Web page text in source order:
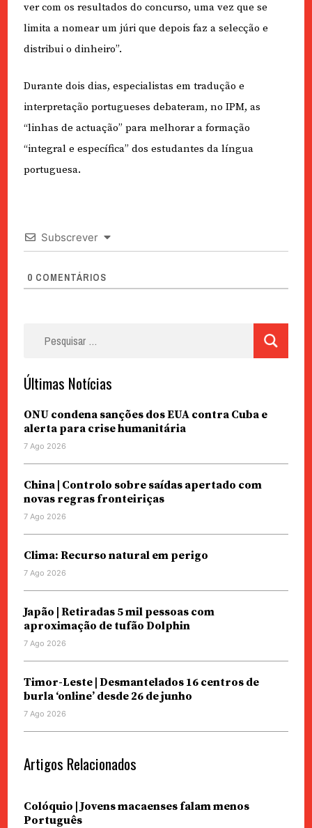
ver com os resultados do concurso, uma vez que se
limita a nomear um júri que depois faz a selecção e
distribui o dinheiro”.
Durante dois dias, especialistas em tradução e
interpretação portugueses debateram, no IPM, as
“linhas de actuação” para melhorar a formação
“integral e específica” dos estudantes da língua
portuguesa.
Subscrever
0 COMENTÁRIOS
Últimas Notícias
ONU condena sanções dos EUA contra Cuba e
alerta para crise humanitária
7 Ago 2026
China | Controlo sobre saídas apertado com
novas regras fronteiriças
7 Ago 2026
Clima: Recurso natural em perigo
7 Ago 2026
Japão | Retiradas 5 mil pessoas com
aproximação de tufão Dolphin
7 Ago 2026
Timor-Leste | Desmantelados 16 centros de
burla ‘online’ desde 26 de junho
7 Ago 2026
Artigos Relacionados
Colóquio | Jovens macaenses falam menos
Português